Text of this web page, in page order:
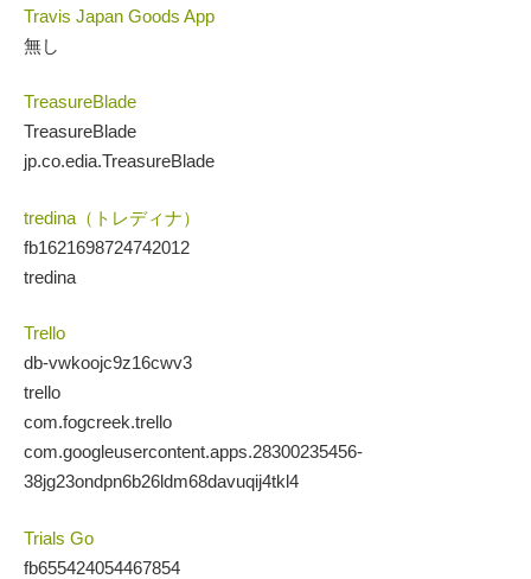
Travis Japan Goods App
無し
TreasureBlade
TreasureBlade
jp.co.edia.TreasureBlade
tredina（トレディナ）
fb1621698724742012
tredina
Trello
db-vwkoojc9z16cwv3
trello
com.fogcreek.trello
com.googleusercontent.apps.28300235456-
38jg23ondpn6b26ldm68davuqij4tkl4
Trials Go
fb655424054467854